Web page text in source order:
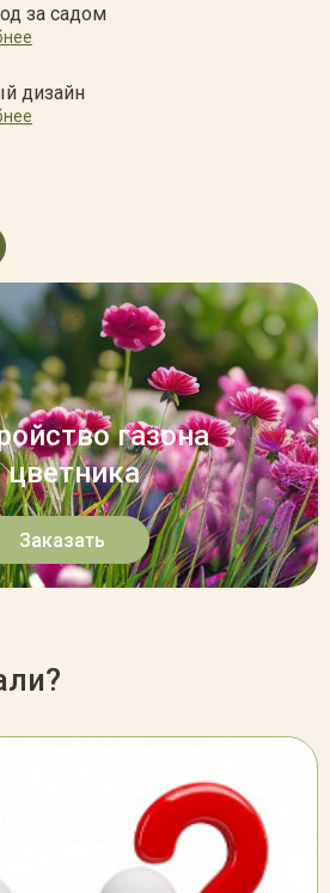
за садом
дизайн
газона
цветника
Заказать